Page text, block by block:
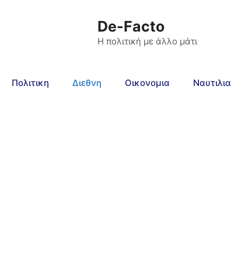
De-Facto
Η πολιτική με άλλο μάτι
Πολιτικη Διεθνη Οικονομια Ναυτιλια